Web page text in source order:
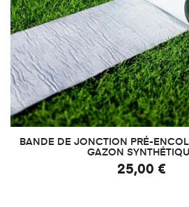
BANDE DE JONCTION PRÉ-
GAZON
25,00 €